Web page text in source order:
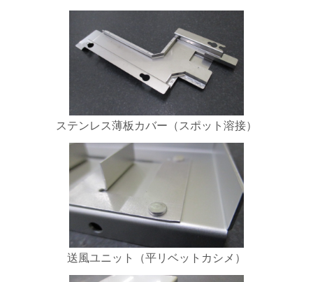
ステンレス薄板カバー（スポット溶接）
送風ユニット（平リベットカシメ）